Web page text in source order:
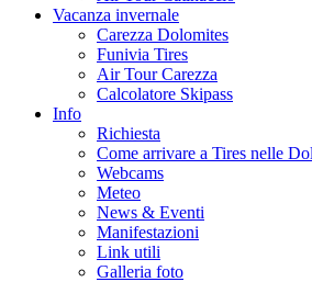
Vacanza invernale
Carezza Dolomites
Funivia Tires
Air Tour Carezza
Calcolatore Skipass
Info
Richiesta
Come arrivare a Tires nelle
Webcams
Meteo
News & Eventi
Manifestazioni
Link utili
Galleria foto